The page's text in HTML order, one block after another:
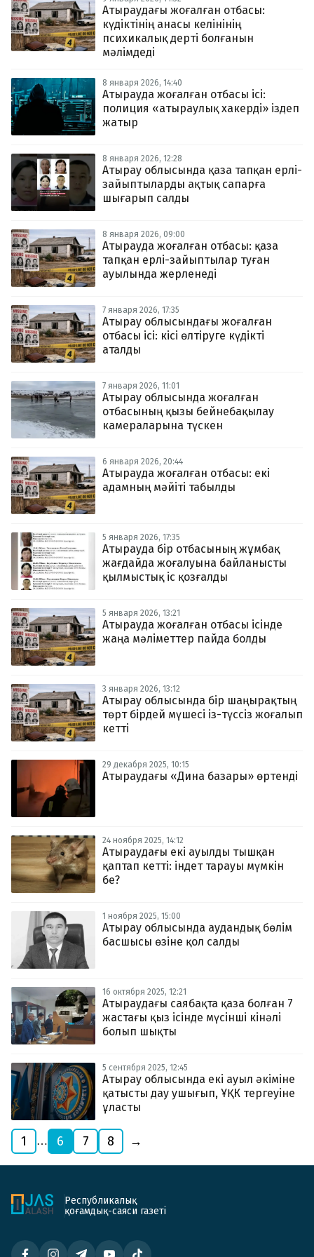
Атыраудағы жоғалған отбасы:
күдіктінің анасы келінінің
психикалық дерті болғанын
мәлімдеді
8 января 2026, 14:40
Атырауда жоғалған отбасы ісі:
полиция «атыраулық хакерді» іздеп
жатыр
8 января 2026, 12:28
Атырау облысында қаза тапқан ерлі-
зайыптыларды ақтық сапарға
шығарып салды
8 января 2026, 09:00
Атырауда жоғалған отбасы: қаза
тапқан ерлі-зайыптылар туған
ауылында жерленеді
7 января 2026, 17:35
Атырау облысындағы жоғалған
отбасы ісі: кісі өлтіруге күдікті
аталды
7 января 2026, 11:01
Атырау облысында жоғалған
отбасының қызы бейнебақылау
камераларына түскен
6 января 2026, 20:44
Атырауда жоғалған отбасы: екі
адамның мәйіті табылды
5 января 2026, 17:35
Атырауда бір отбасының жұмбақ
жағдайда жоғалуына байланысты
қылмыстық іс қозғалды
5 января 2026, 13:21
Атырауда жоғалған отбасы ісінде
жаңа мәліметтер пайда болды
3 января 2026, 13:12
Атырау облысында бір шаңырақтың
төрт бірдей мүшесі із-түссіз жоғалып
кетті
29 декабря 2025, 10:15
Атыраудағы «Дина базары» өртенді
24 ноября 2025, 14:12
Атыраудағы екі ауылды тышқан
қаптап кетті: індет тарауы мүмкін
бе?
1 ноября 2025, 15:00
Атырау облысында аудандық бөлім
басшысы өзіне қол салды
16 октября 2025, 12:21
Атыраудағы саябақта қаза болған 7
жастағы қыз ісінде мүсінші кінәлі
болып шықты
5 сентября 2025, 12:45
Атырау облысында екі ауыл әкіміне
қатысты дау ушығып, ҰҚК тергеуіне
ұласты
1 … 6 7 8 →
Республикалық
қоғамдық-саяси газеті